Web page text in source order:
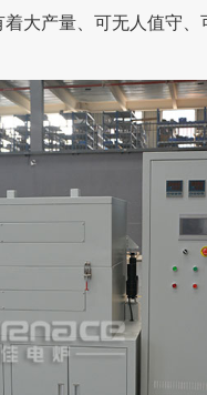
大产量、可无人值守